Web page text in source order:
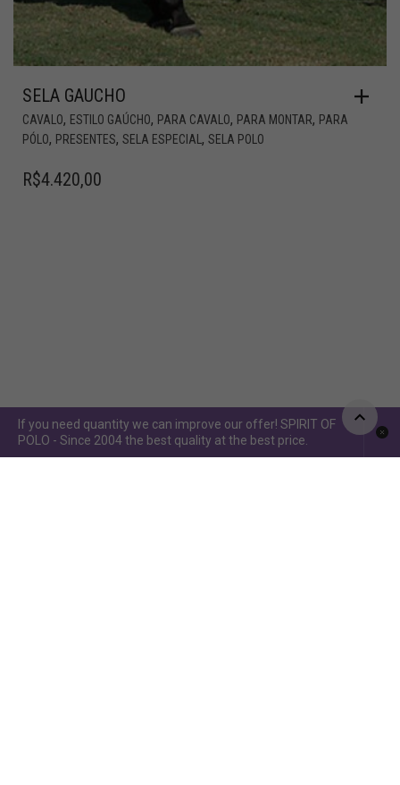
SELA GAUCHO
CAVALO, ESTILO GAÚCHO, PARA CAVALO, PARA MONTAR, PARA
PÓLO, PRESENTES, SELA ESPECIAL , SELA POLO
R$4.420,00
If you need quantity we can improve our offer! SPIRIT OF
POLO - Since 2004 the best quality at the best price.